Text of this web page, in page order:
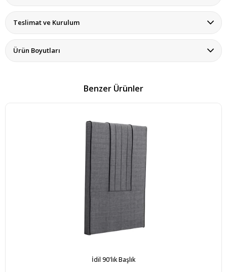
Teslimat ve Kurulum
Ürün Boyutları
Benzer Ürünler
İdil 90'lık Başlık